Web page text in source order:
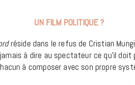
UN FILM POLITIQUE ?
réside dans le refus de Cristian
à dire au spectateur ce qu’il
à composer avec son propre